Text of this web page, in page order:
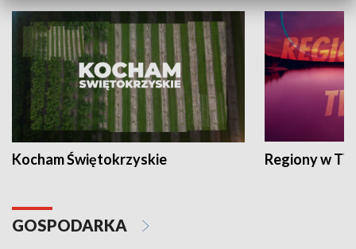
Kocham Świętokrzyskie Regiony w
GOSPODARKA